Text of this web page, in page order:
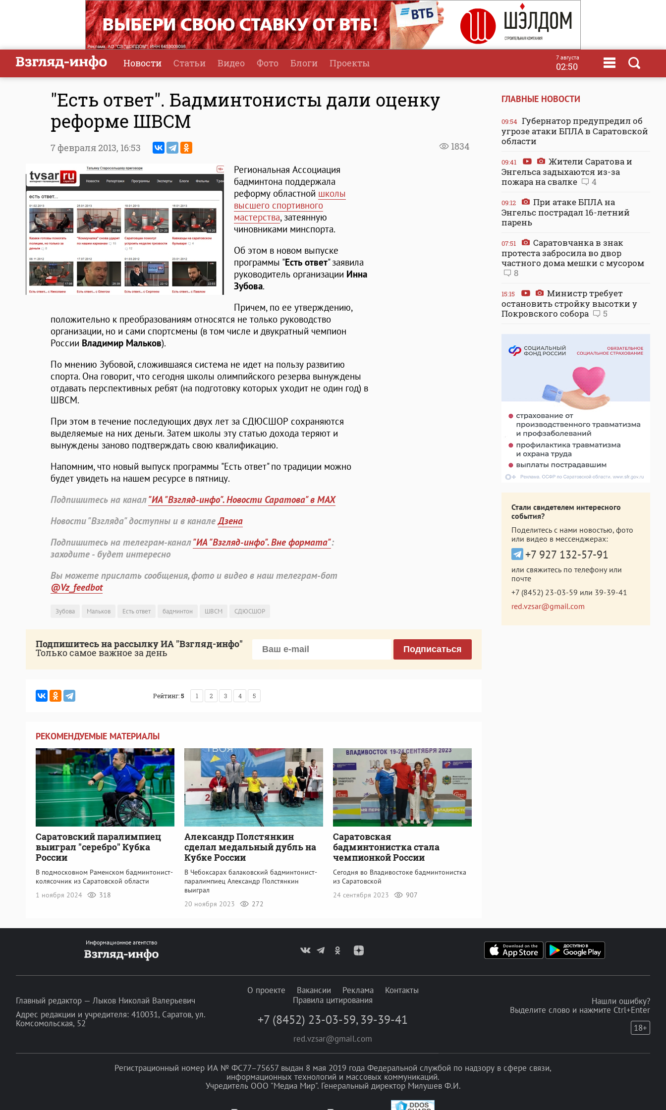
Новости Статьи Видео Фото Блоги Проекты 7 августа
02:50
"Есть ответ". Бадминтонисты дали оценку
реформе ШВСМ
1834
7 февраля 2013, 16:53
Региональная Ассоциация
бадминтона поддержала
реформу областной школы
высшего спортивного
мастерства, затеянную
чиновниками минспорта.
Об этом в новом выпуске
программы "Есть ответ" заявила
руководитель организации Инна
Зубова.
Причем, по ее утверждению,
положительно к преобразованиям относятся не только руководство
организации, но и сами спортсмены (в том числе и двукратный чемпион
России Владимир Мальков).
По мнению Зубовой, сложившаяся система не идет на пользу развитию
спорта. Она говорит, что сегодня школы олимпийского резерва вынуждены
отдавать перспективных ребят (на подготовку которых уходит не один год) в
ШВСМ.
При этом в течение последующих двух лет за СДЮСШОР сохраняются
выделяемые на них деньги. Затем школы эту статью дохода теряют и
вынуждены заново подтверждать свою квалификацию.
Напомним, что новый выпуск программы "Есть ответ" по традиции можно
будет увидеть на нашем ресурсе в пятницу.
Подпишитесь на канал"ИА "Взгляд-инфо". Новости Саратова" в MAX
Новости "Взгляда" доступны и в каналеДзена
Подпишитесь на телеграм-канал"ИА "Взгляд-инфо". Вне формата":
заходите - будет интересно
Вы можете прислать сообщения, фото и видео в наш телеграм-бот
@Vz_feedbot
Зубова Мальков Есть ответ бадминтон ШВСМ СДЮСШОР
Подпишитесь на рассылку ИА "Взгляд-инфо"
Только самое важное за день Подписаться
Рейтинг:5 1 2 3 4 5
РЕКОМЕНДУЕМЫЕ МАТЕРИАЛЫ
Саратовский паралимпиец
выиграл "серебро" Кубка
России
В подмосковном Раменском бадминтонист-
колясочник из Саратовской области
1 ноября 2024
318
Александр Полстянкин
сделал медальный дубль на
Кубке России
В Чебоксарах балаковский бадминтонист-
паралимпиец Александр Полстянкин
выиграл
20 ноября 2023
272
Саратовская
бадминтонистка стала
чемпионкой России
Сегодня во Владивостоке бадминтонистка
из Саратовской
24 сентября 2023
907
ГЛАВНЫЕ НОВОСТИ
09:54 Губернатор предупредил об
угрозе атаки БПЛА в Саратовской
области
09:41
Жители Саратова и
Энгельса задыхаются из-за
пожара на свалке
4
09:12
При атаке БПЛА на
Энгельс пострадал 16-летний
парень
07:51
Саратовчанка в знак
протеста забросила во двор
частного дома мешки с мусором
8
15:15
Министр требует
остановить стройку высотки у
Покровского собора
5
Стали свидетелем интересного
события?
Поделитесь с нами новостью, фото
или видео в мессенджерах:
+7 927 132-57-91
или свяжитесь по телефону или
почте
+7 (8452) 23-03-59 или 39-39-41
red.vzsar@gmail.com
Информационное агентство
Главный редактор — Лыков Николай Валерьевич
Адрес редакции и учредителя: 410031, Саратов, ул.
Комсомольская, 52
О проекте Вакансии Реклама
Контакты
Правила цитирования
+7 (8452) 23-03-59, 39-39-41
red.vzsar@gmail.com
Нашли ошибку?
Выделите слово и нажмите Ctrl+Enter
18+
Регистрационный номер ИА № ФС77–75657 выдан 8 мая 2019 года Федеральной службой по надзору в сфере связи,
информационных технологий и массовых коммуникаций.
Учредитель ООО "Медиа Мир". Генеральный директор Милушев Ф.И.